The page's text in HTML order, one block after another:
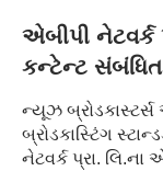
એબીપી નેટવર્ક
કન્ટેન્ટ સંબંધિત
ન્યૂઝ
બ્રોડકાસ્ટિંગ
નેટવર્ક પ્રા.